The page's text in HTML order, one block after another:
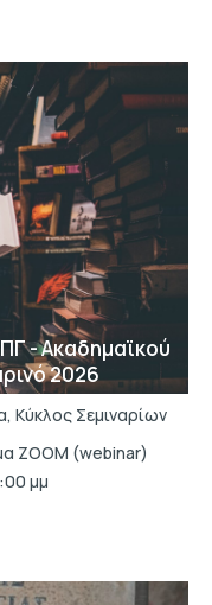
- Ακαδημαϊκού
2026
, Κύκλος Σεμιναρίων
ZOOM (webinar)
μμ